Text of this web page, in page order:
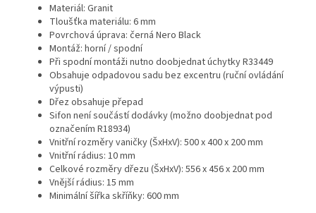
Materiál: Granit
Tloušťka materiálu: 6 mm
Povrchová úprava: černá Nero Black
Montáž: horní / spodní
Při spodní montáži nutno doobjednat úchytky R33449
Obsahuje odpadovou sadu bez excentru (ruční ovládání
výpusti)
Dřez obsahuje přepad
Sifon není součástí dodávky (možno doobjednat pod
označením R18934)
Vnitřní rozměry vaničky (ŠxHxV): 500 x 400 x 200 mm
Vnitřní rádius: 10 mm
Celkové rozměry dřezu (ŠxHxV): 556 x 456 x 200 mm
Vnější rádius: 15 mm
Minimální šířka skříňky: 600 mm